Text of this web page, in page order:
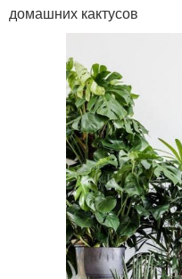
домашних кактусов